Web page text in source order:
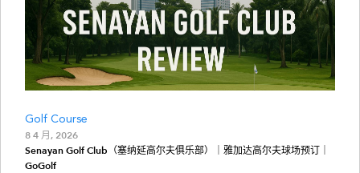
Golf Course
8 4 月, 2026
Senayan Golf Club（塞纳延高尔夫俱乐部）｜雅加达高尔夫球场预订｜
GoGolf